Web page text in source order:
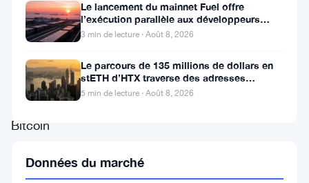
cette
semaine,
alors
que
Bitcoin
tombé
Le lancement du mainnet Fuel offre
l’exécution parallèle aux développeurs
d’Ethereum
3 min de lecture · Août 8, 2026
Le parcours de 135 millions de dollars en
stETH d’HTX traverse des adresses
Poloniex
5 min de lecture · Août 8, 2026
Données du marché